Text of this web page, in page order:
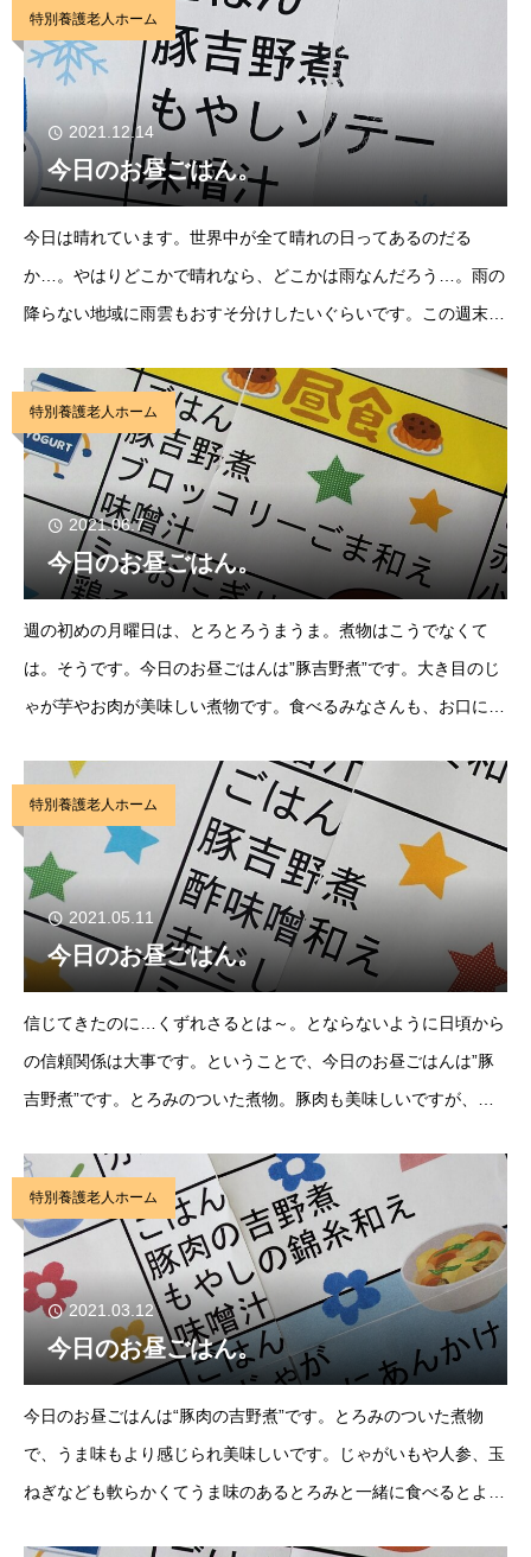
特別養護老人ホーム
2021.12.14
今日のお昼ごはん。
今日は晴れています。世界中が全て晴れの日ってあるのだる
か…。やはりどこかで晴れなら、どこかは雨なんだろう…。雨の
降らない地域に雨雲もおすそ分けしたいぐらいです。この週末に
る際も、天候を気にせずに出かけられるのでありがたい
特別養護老人ホーム
2021.06.7
今日のお昼ごはん。
週の初めの月曜日は、とろとろうまうま。煮物はこうでなくて
は。そうです。今日のお昼ごはんは”豚吉野煮”です。大き目のじ
ゃが芋やお肉が美味しい煮物です。食べるみなさんも、お口にあ
ん、豚吉野煮、ブロッコリーごま和え、味
特別養護老人ホーム
2021.05.11
今日のお昼ごはん。
信じてきたのに…くずれさるとは～。とならないように日頃から
の信頼関係は大事です。ということで、今日のお昼ごはんは”豚
吉野煮”です。とろみのついた煮物。豚肉も美味しいですが、大
って皆さん言って食べていました。『くず』
特別養護老人ホーム
2021.03.12
今日のお昼ごはん。
今日のお昼ごはんは“豚肉の吉野煮”です。とろみのついた煮物
で、うま味もより感じられ美味しいです。じゃがいもや人参、玉
ねぎなども軟らかくてうま味のあるとろみと一緒に食べるとより